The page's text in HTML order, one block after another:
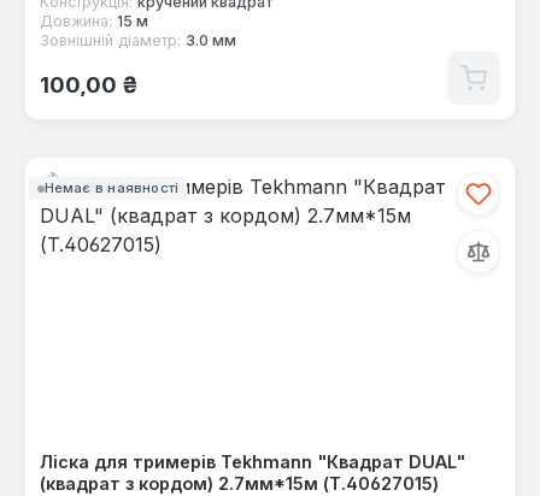
Довжина: 15 м
Зовнішній діаметр: 3.0 мм
Звичайна ціна:
100,00 ₴
Немає в наявності
Ліска для тримерів Tekhmann "Квадрат DUAL"
(квадрат з кордом) 2.7мм*15м (T.40627015)